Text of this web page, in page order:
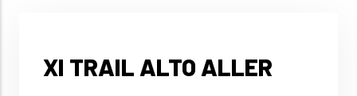
XI TRAIL ALTO ALLER